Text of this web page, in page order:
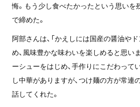
悔。もう少し食べたかったという思いを
で締めた。
阿部さんは、「かえしには国産の醤油や
め、風味豊かな味わいを楽しめると思い
ーシューをはじめ、手作りにこだわって
し中華がありますが、つけ麺の方が常連
話してくれた。